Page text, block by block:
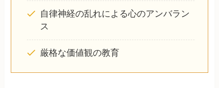
自律神経の乱れによる心のアンバラン
ス
厳格な価値観の教育